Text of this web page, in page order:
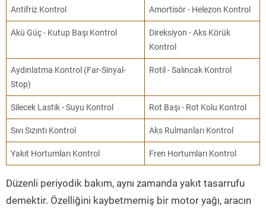
Antifriz Kontrol Amortisör - Helezon Kontrol
Akü Güç - Kutup Başı Kontrol
Direksiyon - Aks Körük
Kontrol
Aydınlatma Kontrol (Far-Sinyal-
Stop)
Rotil - Salıncak Kontrol
Silecek Lastik - Suyu Kontrol Rot Başı - Rot Kolu Kontrol
Sıvı Sızıntı Kontrol Aks Rulmanları Kontrol
Yakıt Hortumları Kontrol Fren Hortumları Kontrol
Düzenli periyodik bakım, aynı zamanda yakıt tasarrufu
demektir. Özelliğini kaybetmemiş bir motor yağı, aracın